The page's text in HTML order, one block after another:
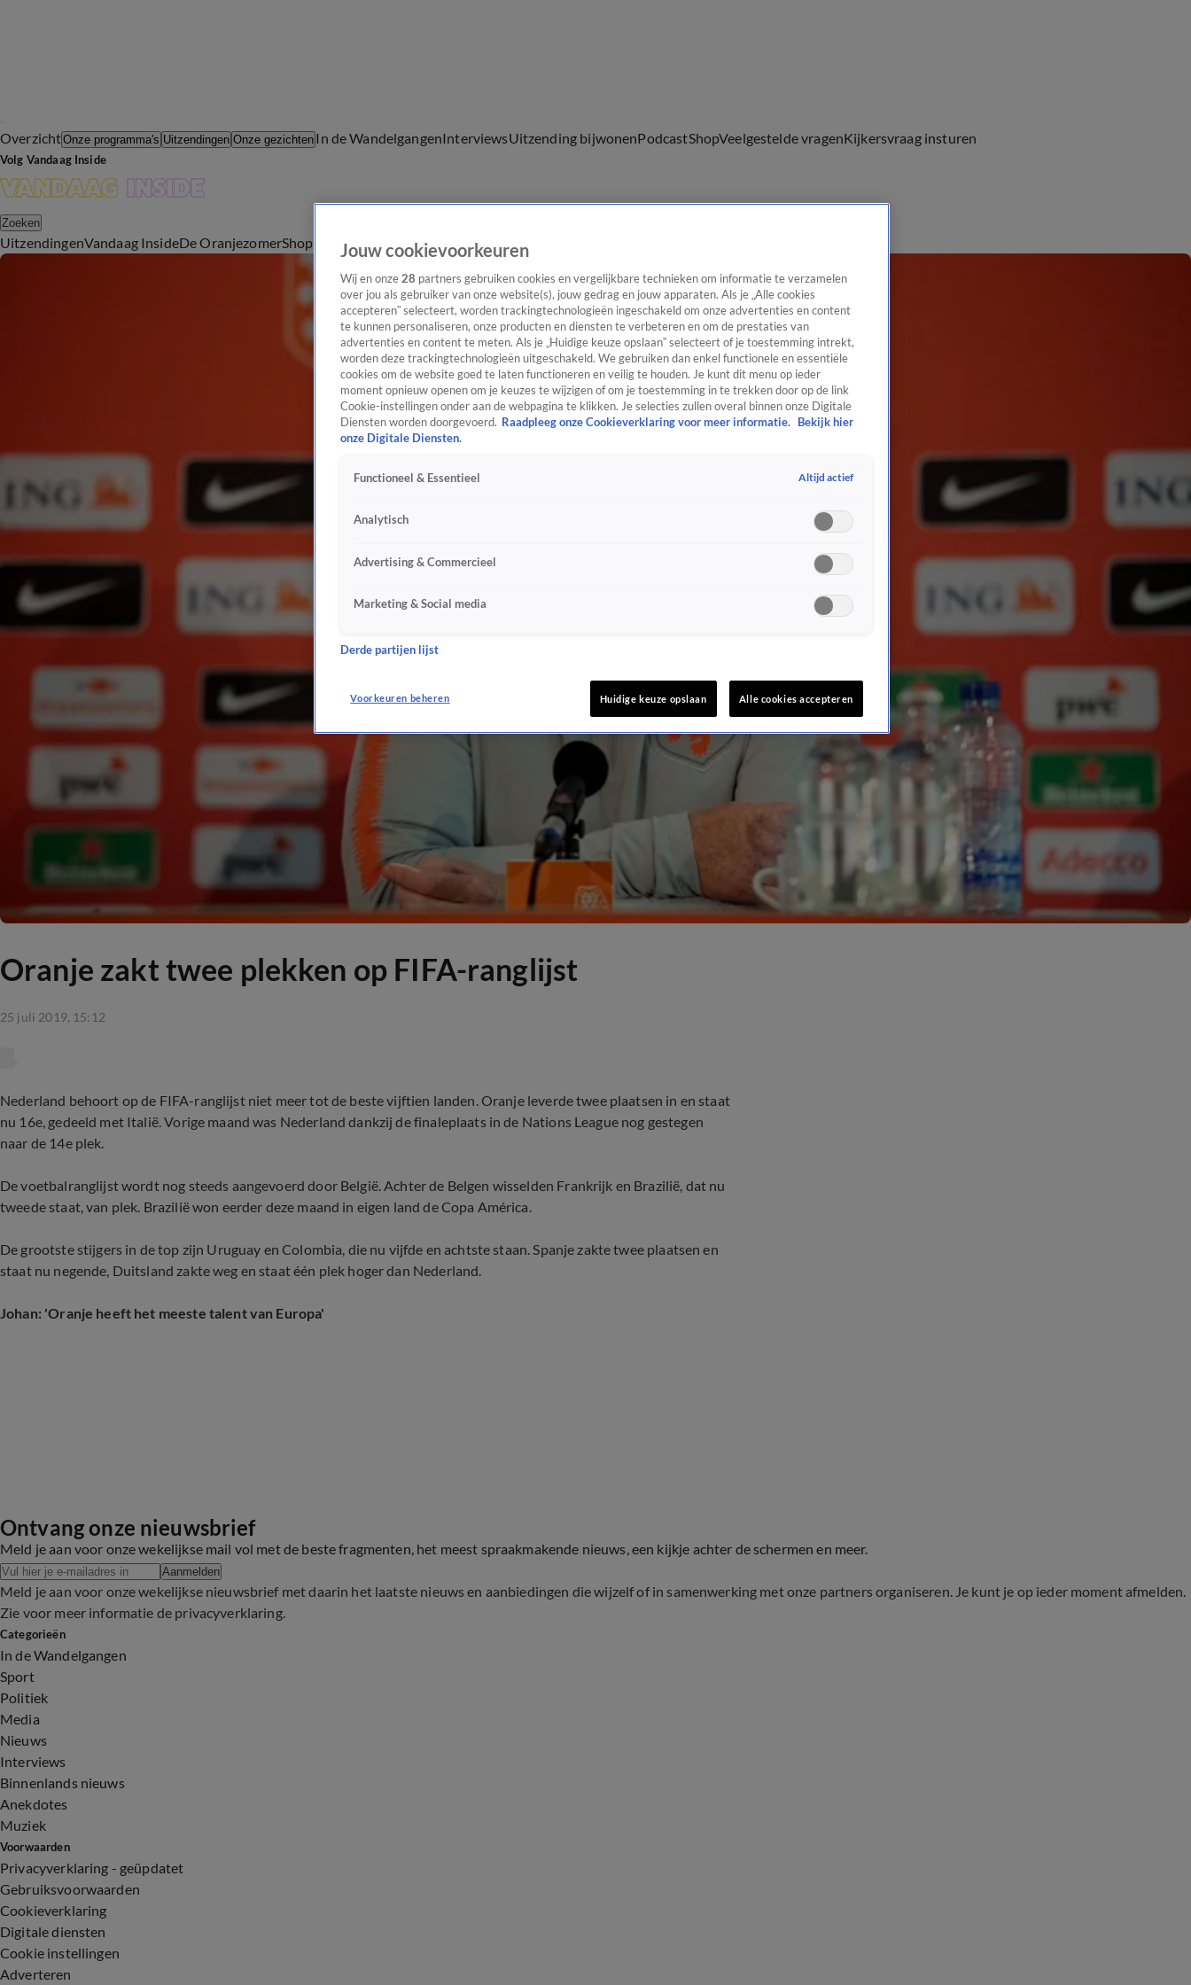
OverzichtOnze programma's Uitzendingen Onze gezichten In de WandelgangenInterviewsUitzending bijwonenPodcastShopVeelgestelde vragenKijkersvraag insturen
Volg Vandaag Inside
Zoeken
UitzendingenVandaag InsideDe OranjezomerShop Uitzending bijwonen
Oranje zakt twee plekken op FIFA-ranglijst
25 juli 2019, 15:12
Nederland behoort op de FIFA-ranglijst niet meer tot de beste vijftien landen. Oranje leverde twee plaatsen in en staat
nu 16e, gedeeld met Italië. Vorige maand was Nederland dankzij de finaleplaats in de Nations League nog gestegen
naar de 14e plek.
De voetbalranglijst wordt nog steeds aangevoerd door België. Achter de Belgen wisselden Frankrijk en Brazilië, dat nu
tweede staat, van plek. Brazilië won eerder deze maand in eigen land de Copa América.
De grootste stijgers in de top zijn Uruguay en Colombia, die nu vijfde en achtste staan. Spanje zakte twee plaatsen en
staat nu negende, Duitsland zakte weg en staat één plek hoger dan Nederland.
Johan: 'Oranje heeft het meeste talent van Europa'
Ontvang onze nieuwsbrief
Meld je aan voor onze wekelijkse mail vol met de beste fragmenten, het meest spraakmakende nieuws, een kijkje achter de schermen en meer.
Aanmelden
Meld je aan voor onze wekelijkse nieuwsbrief met daarin het laatste nieuws en aanbiedingen die wijzelf of in samenwerking met onze partners organiseren. Je kunt je op ieder moment afmelden.
Zie voor meer informatie de privacyverklaring.
Categorieën
In de Wandelgangen
Sport
Politiek
Media
Nieuws
Interviews
Binnenlands nieuws
Anekdotes
Muziek
Voorwaarden
Privacyverklaring - geüpdatet
Gebruiksvoorwaarden
Cookieverklaring
Digitale diensten
Cookie instellingen
Adverteren
Jouw cookievoorkeuren
Wij en onze 28 partners gebruiken cookies en vergelijkbare technieken om informatie te verzamelen
over jou als gebruiker van onze website(s), jouw gedrag en jouw apparaten. Als je „Alle cookies
accepteren” selecteert, worden trackingtechnologieën ingeschakeld om onze advertenties en content
te kunnen personaliseren, onze producten en diensten te verbeteren en om de prestaties van
advertenties en content te meten. Als je „Huidige keuze opslaan” selecteert of je toestemming intrekt,
worden deze trackingtechnologieën uitgeschakeld. We gebruiken dan enkel functionele en essentiële
cookies om de website goed te laten functioneren en veilig te houden. Je kunt dit menu op ieder
moment opnieuw openen om je keuzes te wijzigen of om je toestemming in te trekken door op de link
Cookie-instellingen onder aan de webpagina te klikken. Je selecties zullen overal binnen onze Digitale
Diensten worden doorgevoerd. Raadpleeg onze Cookieverklaring voor meer informatie. Bekijk hier
onze Digitale Diensten.
Functioneel & Essentieel Altijd actief
Analytisch
Advertising & Commercieel
Marketing & Social media
Derde partijen lijst
Voorkeuren beheren Huidige keuze opslaan Alle cookies accepteren